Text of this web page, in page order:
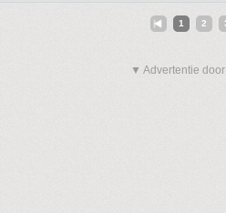
1 2
▼ Advertentie